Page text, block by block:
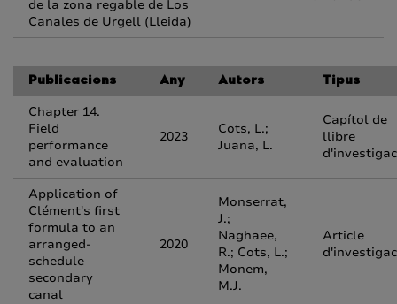
de la zona regable de Los
Canales de Urgell (Lleida)
Publicacions Any Autors Tipus
Chapter 14.
Field
performance
and evaluation
2023
Cots, L.;
Juana, L.
Capítol de
llibre
Application of
Clément's first
formula to an
arranged-
schedule
secondary
canal
2020
Monserrat,
J.;
Naghaee,
R.; Cots, L.;
Monem,
M.J.
Article